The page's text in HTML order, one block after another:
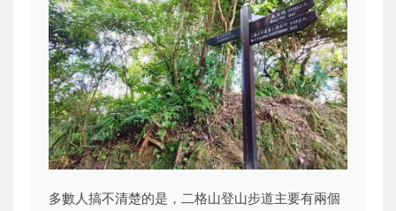
多數人搞不清楚的是，二格山登山步道主要有兩個